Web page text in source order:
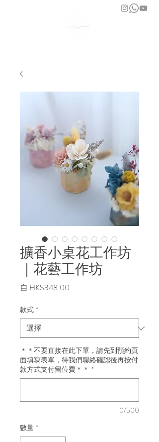
擴香小桌花工作坊
｜花藝工作坊
自 HK$348.00
格
款式 *
＊＊不要直接在此下單，請先到預約頁
面填寫表單，待我們聯絡確認後再按付
款方式支付留位費＊＊ *
0/500
數量 *